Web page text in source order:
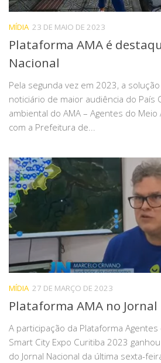
MÍDIA 23 DE MAIO DE 2023
Plataforma AMA é
Nacional
Pela segunda vez em 2023, a
noticiário de maior audiência do País
ambiental do AMA – Agentes do
com a Prefeitura de...
MÍDIA 27 DE MARÇO DE 2023
Plataforma AMA no
A participação da Plataforma
Smart City Expo Curitiba 2023
do Jornal Nacional da última sexta-